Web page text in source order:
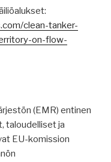
clean-tanker-
on-flow-
(EMR) entinen
taloudelliset ja
EU-komission